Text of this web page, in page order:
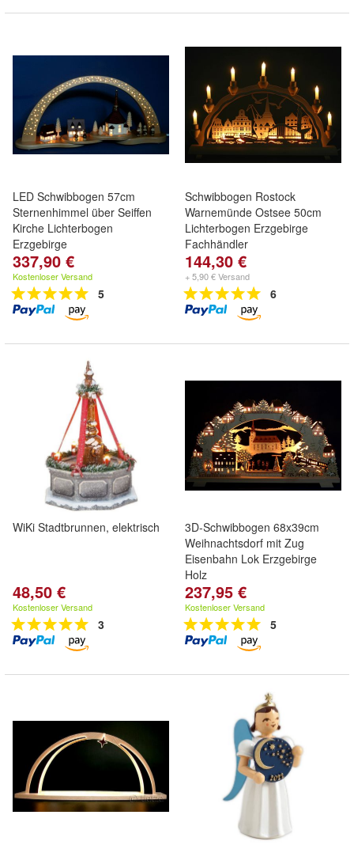
LED Schwibbogen 57cm
Sternenhimmel über Seiffen
Kirche Lichterbogen
Erzgebirge
337,90 €
Kostenloser Versand
5
Schwibbogen Rostock
Warnemünde Ostsee 50cm
Lichterbogen Erzgebirge
Fachhändler
144,30 €
+ 5,90 € Versand
6
WiKi Stadtbrunnen, elektrisch
48,50 €
Kostenloser Versand
3
3D-Schwibbogen 68x39cm
Weihnachtsdorf mit Zug
Eisenbahn Lok Erzgebirge
Holz
237,95 €
Kostenloser Versand
5